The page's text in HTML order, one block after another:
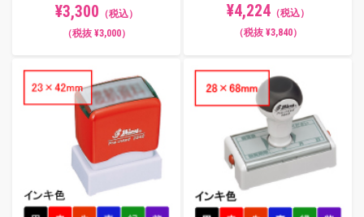
¥3,300 （税込）
（税抜 ¥3,000）
¥4,224（税込）
（税抜 ¥3,840）